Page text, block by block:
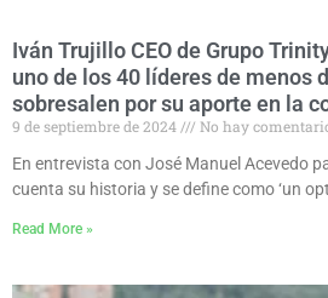
Iván Trujillo CEO de Grupo
uno de los 40 líderes de menos
sobresalen por su aporte en la
9 de septiembre de 2024
No hay
En entrevista con José Manuel Acevedo
cuenta su historia y se define como ‘un
Read More »